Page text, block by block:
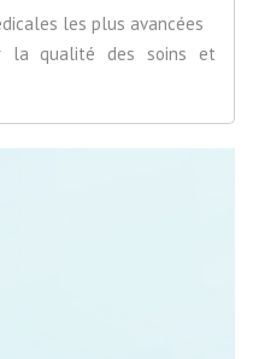
les plus avancées
la qualité des soins et